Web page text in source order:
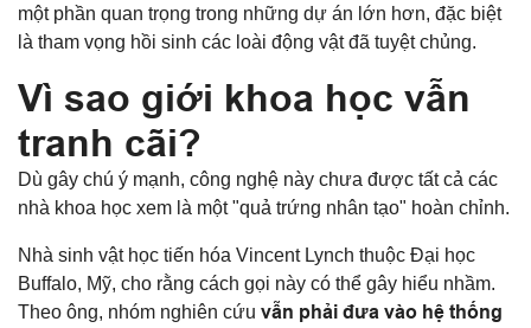
một phần quan trọng trong những dự án lớn hơn, đặc biệt
là tham vọng hồi sinh các loài động vật đã tuyệt chủng.
Vì sao giới khoa học vẫn
tranh cãi?
Dù gây chú ý mạnh, công nghệ này chưa được tất cả các
nhà khoa học xem là một "quả trứng nhân tạo" hoàn chỉnh.
Nhà sinh vật học tiến hóa Vincent Lynch thuộc Đại học
Buffalo, Mỹ, cho rằng cách gọi này có thể gây hiểu nhầm.
Theo ông, nhóm nghiên cứu vẫn phải đưa vào hệ thống